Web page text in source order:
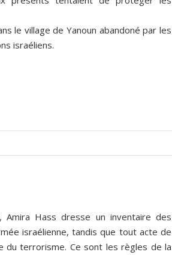
le village de Yanoun abandoné par les
israéliens.
Hass dresse un inventaire des
israélienne, tandis que tout acte de
du terrorisme. Ce sont les règles de la